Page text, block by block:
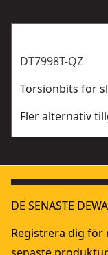
DT7998T-QZ
Torsionbits för
Fler alternativ
DE SENASTE
Registrera dig för